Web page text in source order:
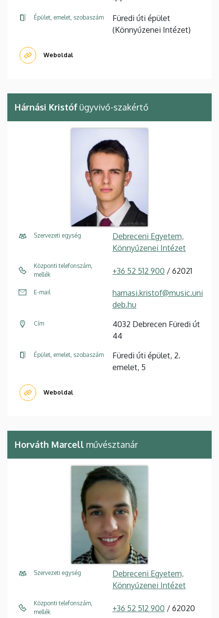
Épület, emelet, szobaszám
Füredi úti épület
(Könnyűzenei Intézet)
Weboldal
Hárnási Kristóf ügyvivő-szakértő
Szervezeti egység
Debreceni Egyetem,
Könnyűzenei Intézet
Központi telefonszám,
mellék
+36 52 512 900 / 62021
E-mail
harnasi.kristof@music.uni
deb.hu
Cím
4032 Debrecen Füredi út
44
Épület, emelet, szobaszám
Füredi úti épület, 2.
emelet, 5
Weboldal
Horváth Marcell művésztanár
Szervezeti egység
Debreceni Egyetem,
Könnyűzenei Intézet
Központi telefonszám,
mellék
+36 52 512 900 / 62020